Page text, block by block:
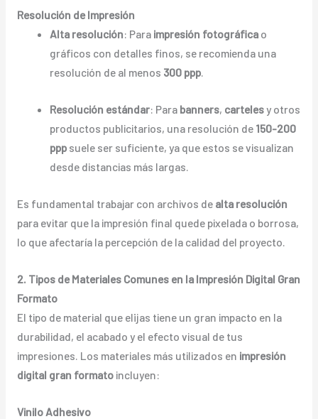
Resolución de Impresión
Alta resolución: Para impresión fotográfica o
gráficos con detalles finos, se recomienda una
resolución de al menos 300 ppp.
Resolución estándar: Para banners, cartelesy otros
productos publicitarios, una resolución de 150-200
ppp suele ser suficiente, ya que estos se visualizan
desde distancias más largas.
Es fundamental trabajar con archivos de alta resolución
para evitar que la impresión final quede pixelada o borrosa,
lo que afectaría la percepción de la calidad del proyecto.
2. Tipos de Materiales Comunes en la Impresión Digital Gran
Formato
El tipo de material que elijas tiene un gran impacto en la
durabilidad, el acabado y el efecto visual de tus
impresiones. Los materiales más utilizados en impresión
digital gran formatoincluyen:
Vinilo Adhesivo